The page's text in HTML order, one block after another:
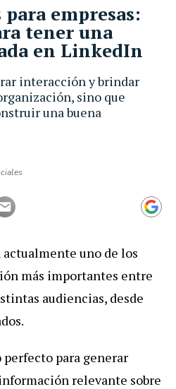
interacción y brindar
sino que
una buena
para empresas:
tener una
en LinkedIn
actualmente uno de los
más importantes entre
audiencias, desde
perfecto para generar
relevante sobre